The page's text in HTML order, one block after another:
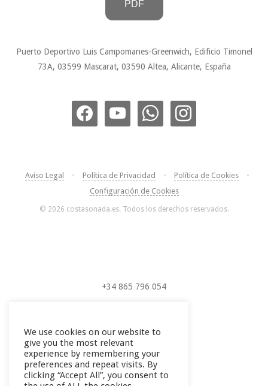
PDF
Puerto Deportivo Luis Campomanes-Greenwich, Edificio Timonel
73A, 03599 Mascarat, 03590 Altea, Alicante, España
Aviso Legal • Política de Privacidad • Política de Cookies
•
Configuración de Cookies
© 2026 costasonada.es. Todos los derechos reservados.
+34 865 796 054
We use cookies on our website to
give you the most relevant
experience by remembering your
preferences and repeat visits. By
clicking “Accept All”, you consent to